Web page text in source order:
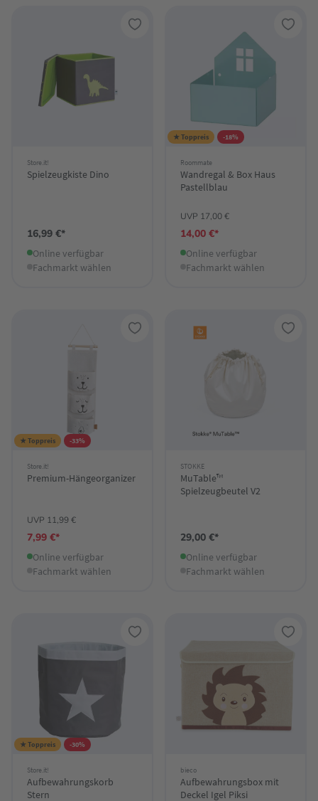
Store.it!
Spielzeugkiste Dino
16,99 €*
Online verfügbar
Fachmarkt wählen
★ Toppreis -18%
Roommate
Wandregal & Box Haus
Pastellblau
UVP 17,00 €
14,00 €*
Online verfügbar
Fachmarkt wählen
★ Toppreis -33%
Store.it!
Premium-Hängeorganizer
UVP 11,99 €
7,99 €*
Online verfügbar
Fachmarkt wählen
STOKKE
MuTable™
Spielzeugbeutel V2
29,00 €*
Online verfügbar
Fachmarkt wählen
★ Toppreis -30%
Store.it!
Aufbewahrungskorb
Stern
bieco
Aufbewahrungsbox mit
Deckel Igel Piksi